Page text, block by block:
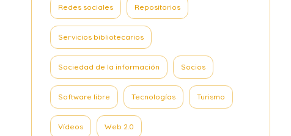
Redes sociales Repositorios
Servicios bibliotecarios
Sociedad de la información Socios
Software libre Tecnologías Turismo
Vídeos Web 2.0